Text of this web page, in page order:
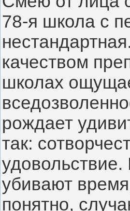
78-я школа с
качеством
школах
рождает
так:
убивают
понятно,